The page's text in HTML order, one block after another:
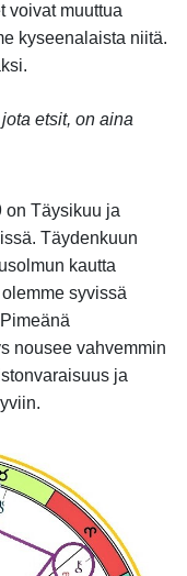
voivat muuttua
kyseenalaista niitä.
etsit, on aina
on Täysikuu ja
Täydenkuun
kautta
syvissä
nousee vahvemmin
ja